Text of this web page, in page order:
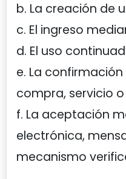
b. La creación de
c. El ingreso
d. El uso
e. La
compra, servicio
f. La aceptación
electrónica,
mecanismo